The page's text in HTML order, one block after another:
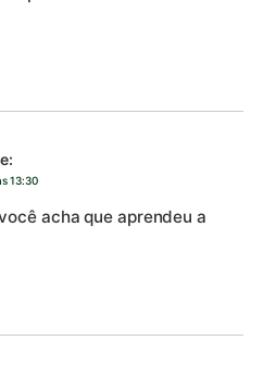
13:30
acha que aprendeu a